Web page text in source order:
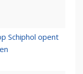
Schiphol opent